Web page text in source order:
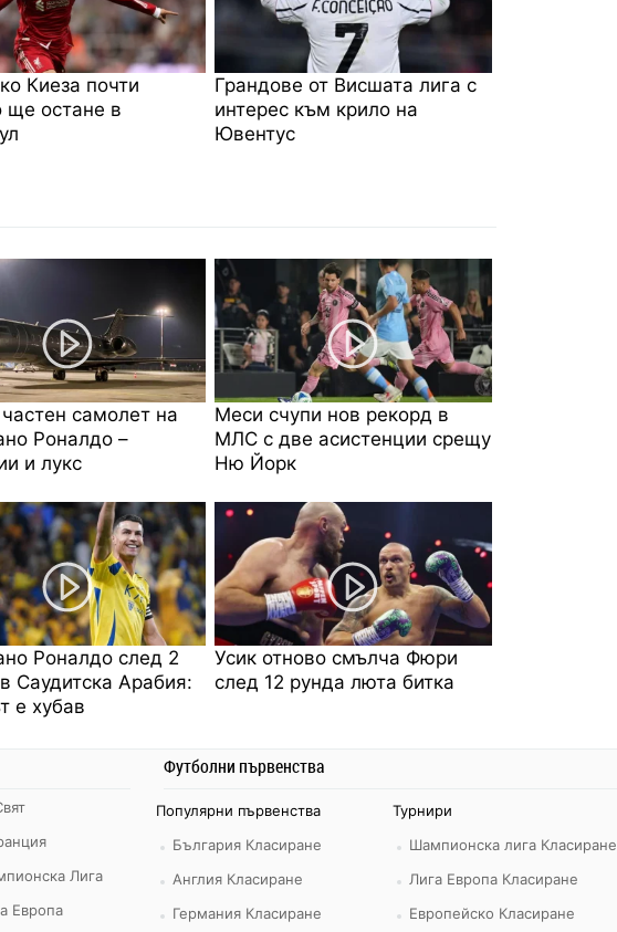
Киеза почти
ще остане в
Грандове от Висшата лига с
интерес към крило на
Ювентус
самолет на
Роналдо –
и лукс
Меси счупи нов рекорд в
МЛС с две асистенции срещу
Ню Йорк
Роналдо след 2
Саудитска Арабия:
е хубав
Усик отново смълча Фюри
след 12 рунда люта битка
Лига
Европа
Футболни първенства
Популярни първенства
България Класиране
Англия Класиране
Германия Класиране
Турнири
Шампионска лига Класиране
Лига Европа Класиране
Европейско Класиране